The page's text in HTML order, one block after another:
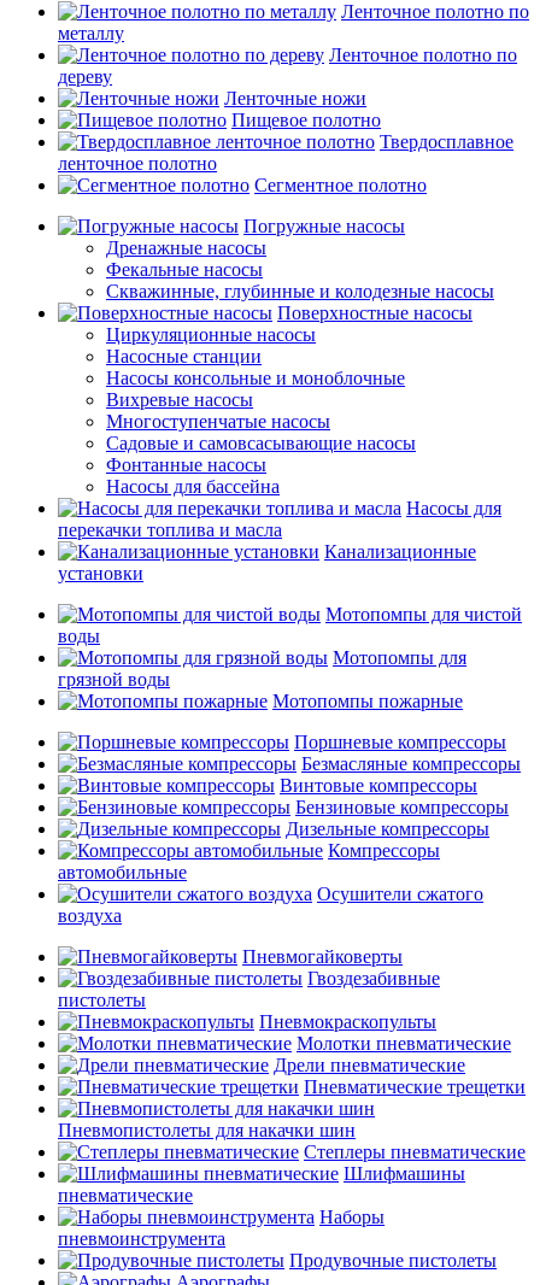
Ленточное полотно по
металлу
Ленточное полотно по
дереву
Ленточные ножи
Пищевое полотно
Твердосплавное
ленточное полотно
Сегментное полотно
Погружные насосы
Дренажные насосы
Фекальные насосы
Скважинные, глубинные и колодезные насосы
Поверхностные насосы
Циркуляционные насосы
Насосные станции
Насосы консольные и моноблочные
Вихревые насосы
Многоступенчатые насосы
Садовые и самовсасывающие насосы
Фонтанные насосы
Насосы для бассейна
Насосы для
перекачки топлива и масла
Канализационные
установки
Мотопомпы для чистой
воды
Мотопомпы для
грязной воды
Мотопомпы пожарные
Поршневые компрессоры
Безмасляные компрессоры
Винтовые компрессоры
Бензиновые компрессоры
Дизельные компрессоры
Компрессоры
автомобильные
Осушители сжатого
воздуха
Пневмогайковерты
Гвоздезабивные
пистолеты
Пневмокраскопульты
Молотки пневматические
Дрели пневматические
Пневматические трещетки
Пневмопистолеты для накачки шин
Степлеры пневматические
Шлифмашины
пневматические
Наборы
пневмоинструмента
Продувочные пистолеты